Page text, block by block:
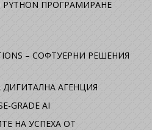
ПРОГРАМИРАНЕ
– СОФТУЕРНИ РЕШЕНИЯ
ДИГИТАЛНА АГЕНЦИЯ
GRADE AI
НА УСПЕХА ОТ